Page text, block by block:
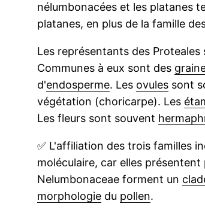
nélumbonacées et les platanes
platanes, en plus de la famille
Les représentants des
Communes à eux sont des
d'endosperme. Les ovules sont
végétation (choricarpe). Les
Les fleurs sont souvent
✅ L'affiliation des trois familles
moléculaire, car elles
Nelumbonaceae forment un
morphologie du pollen.